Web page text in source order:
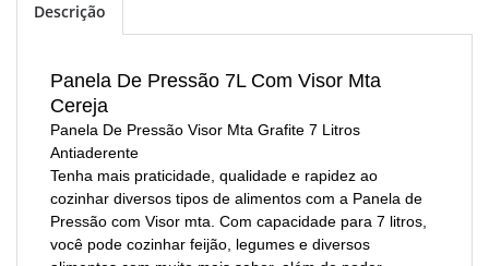
Descrição
Panela De Pressão 7L Com Visor Mta
Cereja
Panela De Pressão Visor Mta Grafite 7 Litros
Antiaderente
Tenha mais praticidade, qualidade e rapidez ao
cozinhar diversos tipos de alimentos com a Panela de
Pressão com Visor mta. Com capacidade para 7 litros,
você pode cozinhar feijão, legumes e diversos